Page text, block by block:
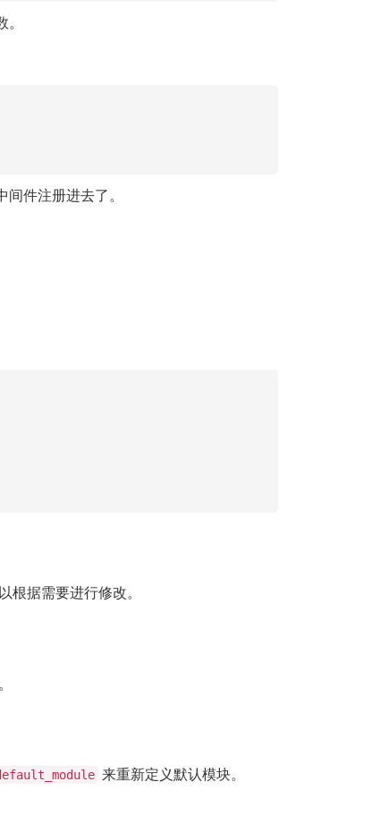
间件注册进去了。
根据需要进行修改。
来重新定义默认模块。